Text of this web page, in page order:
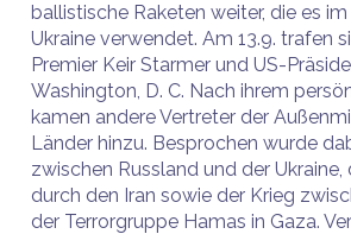
ballistische Raketen weiter, die es
Ukraine verwendet. Am 13.9. trafen
Premier Keir Starmer und US-
Washington, D. C. Nach ihrem
kamen andere Vertreter der
Länder hinzu. Besprochen wurde
zwischen Russland und der Ukraine,
durch den Iran sowie der Krieg
der Terrorgruppe Hamas in Gaza.